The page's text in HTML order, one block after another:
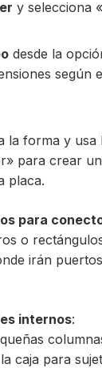
y selecciona
desde la
según
la forma y usa
para crear
placa.
para
o
irán
internos:
caja para